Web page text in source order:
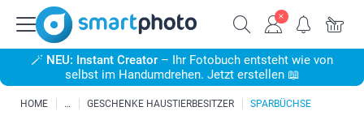
🪄 NEU: Instant Creator – Ihr Fotobuch entsteht wie von
selbst im Handumdrehen. Jetzt erstellen 📖
HOME GESCHENKE HAUSTIERBESITZER SPARBÜCHSE